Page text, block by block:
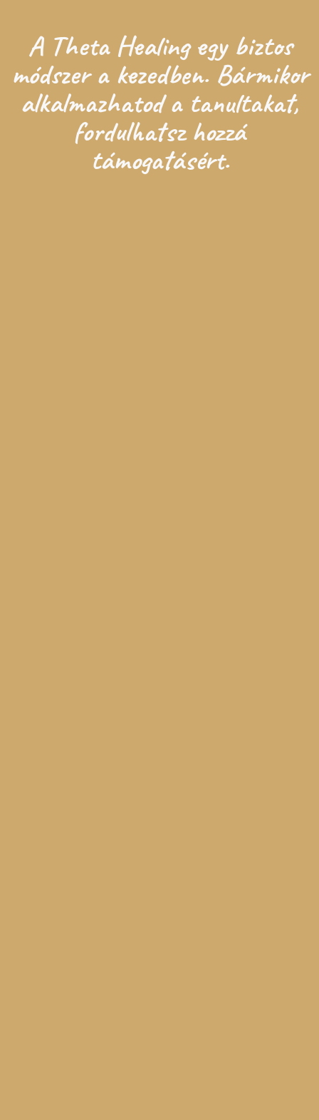
A Theta Healing egy biztos
módszer a kezedben. Bármikor
alkalmazhatod a tanultakat,
fordulhatsz hozzá
támogatásért.